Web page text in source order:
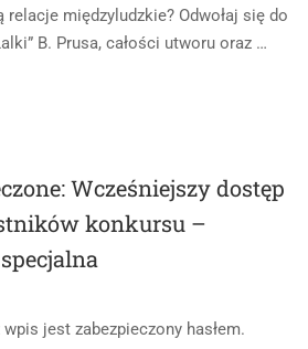
międzyludzkie? Odwołaj się do
B. Prusa, całości utworu oraz …
Wcześniejszy dostęp
konkursu –
jest zabezpieczony hasłem.